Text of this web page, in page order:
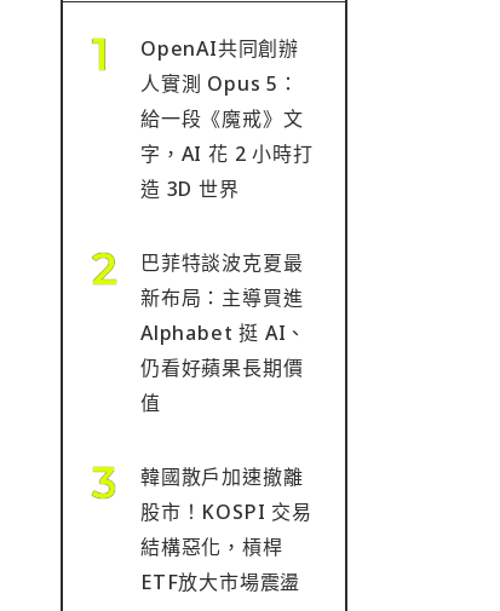
OpenAI共同創辦
人實測 Opus 5：
給一段《魔戒》文
字，AI 花 2 小時打
造 3D 世界
巴菲特談波克夏最
新布局：主導買進
Alphabet 挺 AI、
仍看好蘋果長期價
值
韓國散戶加速撤離
股市！KOSPI 交易
結構惡化，槓桿
ETF放大市場震盪